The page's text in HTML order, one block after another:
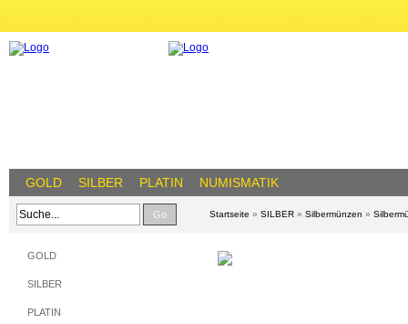
GOLD SILBER PLATIN NUMISMATIK
Go Startseite » SILBER » Silbermünzen »
GOLD
SILBER
PLATIN